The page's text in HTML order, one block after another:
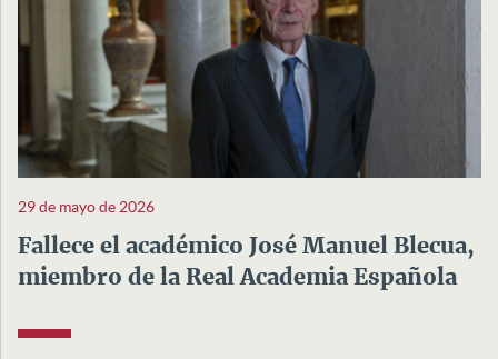
29 de mayo de 2026
Fallece el académico José Manuel Blecua,
miembro de la Real Academia Española